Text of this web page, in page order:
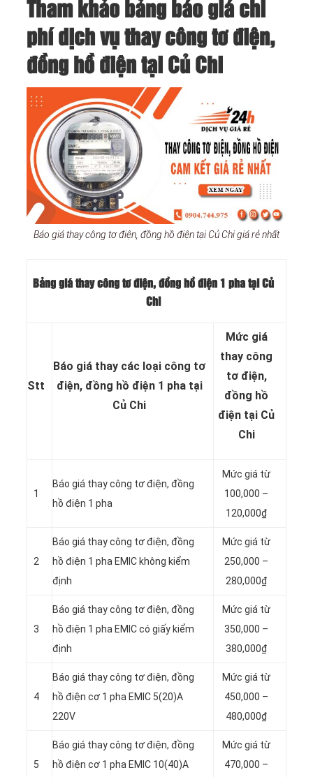
Tham khảo bảng báo giá chi
phí dịch vụ thay công tơ điện,
đồng hồ điện tại Củ Chi
Báo giá thay công tơ điện, đồng hồ điện tại Củ Chi giá rẻ nhất
Bảng giá thay công tơ điện, đồng hồ điện 1 pha tại Củ
Chi
Stt
Báo giá thay các loại công tơ
điện, đồng hồ điện 1 pha tại
Củ Chi
Mức giá
thay công
tơ điện,
đồng hồ
điện tại Củ
Chi
1
Báo giá thay công tơ điện, đồng
hồ điện 1 pha
Mức giá từ
100,000 –
120,000₫
2
Báo giá thay công tơ điện, đồng
hồ điện 1 pha EMIC không kiểm
định
Mức giá từ
250,000 –
280,000₫
3
Báo giá thay công tơ điện, đồng
hồ điện 1 pha EMIC có giấy kiểm
định
Mức giá từ
350,000 –
380,000₫
4
Báo giá thay công tơ điện, đồng
hồ điện cơ 1 pha EMIC 5(20)A
220V
Mức giá từ
450,000 –
480,000₫
5
Báo giá thay công tơ điện, đồng
hồ điện cơ 1 pha EMIC 10(40)A
Mức giá từ
470,000 –